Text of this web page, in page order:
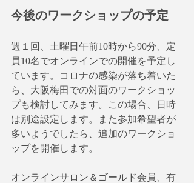
今後のワークショップの予定
週１回、土曜日午前10時から90分、定
員10名でオンラインでの開催を予定し
ています。コロナの感染が落ち着いた
ら、大阪梅田での対面のワークショッ
プも検討してみます。この場合、日時
は別途設定します。また参加希望者が
多いようでしたら、追加のワークショ
ップを開催します。
オンラインサロン＆ゴールド会員、有